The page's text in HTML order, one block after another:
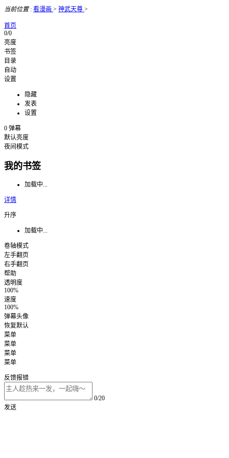
当前位置: 看漫画 > 神武天尊 >
首页
0/0
亮度
书签
目录
自动
设置
隐藏
发表
设置
0 弹幕
默认亮度
夜间模式
我的书签
加载中...
详情
升序
加载中...
卷轴模式
左手翻页
右手翻页
帮助
透明度
100%
速度
100%
弹幕头像
恢复默认
菜单
菜单
菜单
菜单
反馈报错
0/20
发送